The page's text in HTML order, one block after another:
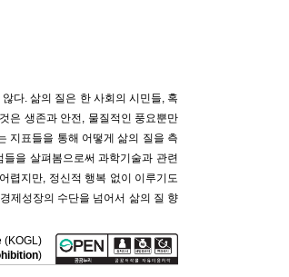
다. 삶의 질은 한 사회의 시민들, 혹
은 생존과 안전, 물질적인 풍요뿐만
지표들을 통해 어떻게 삶의 질을 측
을 살펴봄으로써 과학기술과 관련
렵지만, 정신적 행복 없이 이루기도
제성장의 수단을 넘어서 삶의 질 향
(KOGL)
)